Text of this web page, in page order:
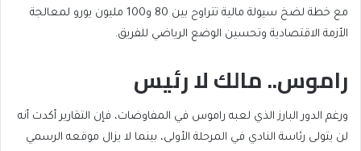
مع خطة لضخ سيولة مالية تتراوح بين 80 و100 مليون يورو لمعالجة
الأزمة الاقتصادية وتحسين الوضع الرياضي للفريق.
راموس.. مالك لا رئيس
ورغم الدور البارز الذي لعبه راموس في المفاوضات، فإن التقارير أكدت أنه
لن يتولى رئاسة النادي في المرحلة الأولى، بينما لا يزال موقعه الرسمي